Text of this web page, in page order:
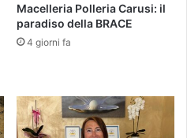
Macelleria Polleria Carusi: il
paradiso della BRACE
4 giorni fa